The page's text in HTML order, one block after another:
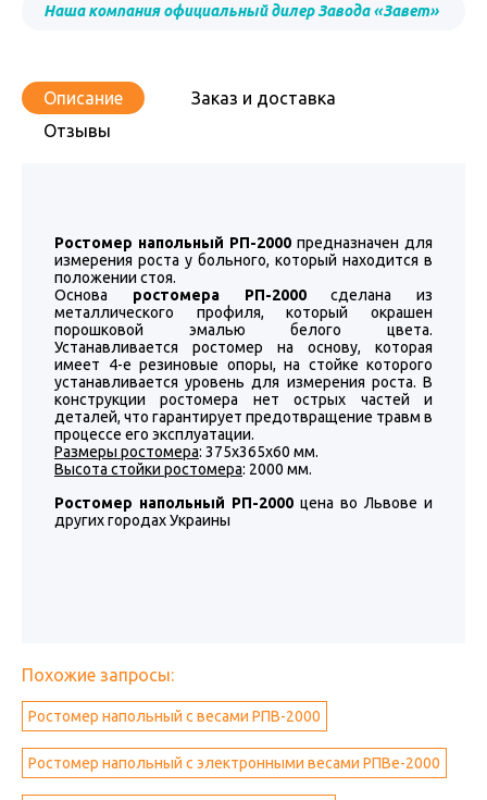
Наша компания официальный дилер Завода «Завет»
Описание
Заказ и доставка
Отзывы
Ростомер напольный РП-2000 предназначен для
измерения роста у больного, который находится в
положении стоя.
Основа ростомера РП-2000сделана из
металлического профиля, который окрашен
порошковой эмалью белого цвета.
Устанавливается ростомер на основу, которая
имеет 4-е резиновые опоры, на стойке которого
устанавливается уровень для измерения роста. В
конструкции ростомера нет острых частей и
деталей, что гарантирует предотвращение травм в
процессе его эксплуатации.
Размеры ростомера: 375х365х60 мм.
Высота стойки ростомера: 2000 мм.
Ростомер напольный РП-2000 цена во Львове и
других городах Украины
Похожие запросы:
Ростомер напольный с весами РПВ-2000
Ростомер напольный с электронными весами РПВе-2000